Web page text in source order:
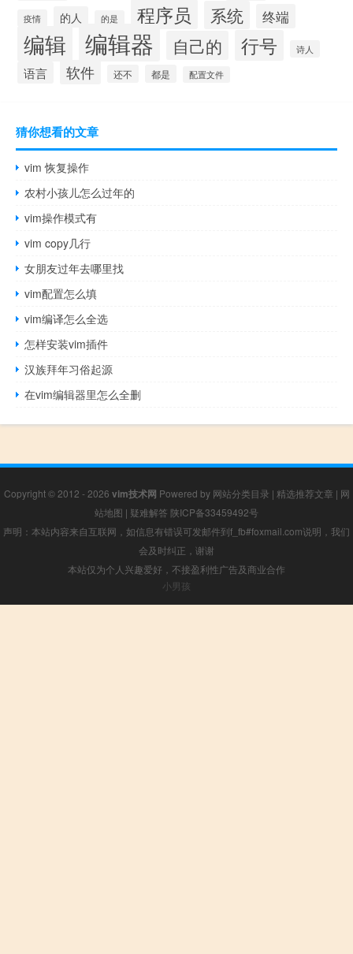
疫情 的人 的是 程序员 系统 终端
编辑 编辑器 自己的 行号 诗人
语言 软件 还不 都是 配置文件
猜你想看的文章
vim 恢复操作
农村小孩儿怎么过年的
vim操作模式有
vim copy几行
女朋友过年去哪里找
vim配置怎么填
vim编译怎么全选
怎样安装vim插件
汉族拜年习俗起源
在vim编辑器里怎么全删
Copyright © 2012 - 2026 vim技术网 Powered by 网站分类目录 | 精选推荐文章 | 网
站地图 | 疑难解答 陕ICP备33459492号
声明：本站内容来自互联网，如信息有错误可发邮件到f_fb#foxmail.com说明，我们
会及时纠正，谢谢
本站仅为个人兴趣爱好，不接盈利性广告及商业合作
小男孩